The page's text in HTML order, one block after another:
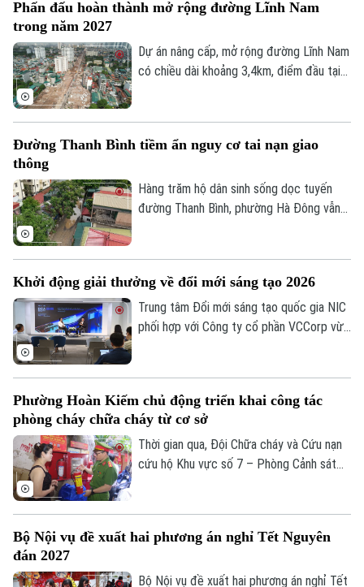
Chuyên mục
Thời sự
Hà Nội
Chính trị
Hà Nội
Nhịp sống Hà Nội
Người Hà Nội
Thế giới
Tin tức
chất độc da cam không chỉ là thực hiện
ân, trách nhiệm đối với những người vẫn
đang mang trên mình nỗi đau chiến tranh.
Phấn đấu hoàn thành mở rộng đường Lĩnh Nam
trong năm 2027
Dự án nâng cấp, mở rộng đường Lĩnh Nam
có chiều dài khoảng 3,4km, điểm đầu tại
bất động”, chủ đầu tư và nhà thầu đang
đưa tuyến đường vào khai thác trong năm
2027.
Đường Thanh Bình tiềm ẩn nguy cơ tai nạn giao
thông
Hàng trăm hộ dân sinh sống dọc tuyến
đường Thanh Bình, phường Hà Đông vẫn
tuyến cống nhánh thuộc gói thầu số 4 của
dự án xây dựng hệ thống xử lý nước thải
Yên Xá. Nhiều hạng mục chưa đảm bảo an
Khởi động giải thưởng về đổi mới sáng tạo 2026
Trung tâm Đổi mới sáng tạo quốc gia NIC
phối hợp với Công ty cổ phần VCCorp vừa
năm 2022 nhằm tôn vinh, khuyến khích, cổ
vũ những giá trị đổi mới sáng tạo áp dụng
trong đời sống thực phục vụ người tiêu
dùng.
Phường Hoàn Kiếm chủ động triển khai công tác
phòng cháy chữa cháy từ cơ sở
Thời gian qua, Đội Chữa cháy và Cứu nạn
cứu hộ Khu vực số 7 – Phòng Cảnh sát
cường công tác phòng cháy, chữa cháy
sở.
Bộ Nội vụ đề xuất hai phương án nghỉ Tết Nguyên
đán 2027
Bộ Nội vụ đề xuất hai phương án nghỉ Tết